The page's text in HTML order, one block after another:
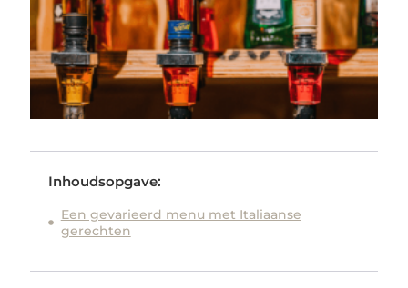
Inhoudsopgave:
Een gevarieerd menu met Italiaanse
gerechten